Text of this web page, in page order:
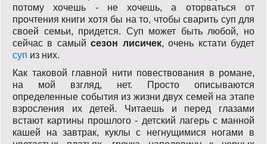
потому хочешь - не хочешь, а оторваться от
прочтения книги хотя бы на то, чтобы сварить суп для
своей семьи, придется. Суп может быть любой, но
сейчас в самыйсезон лисичек, очень кстати будет
суп из них.
Как таковой главной нити повествования в романе,
на мой взгляд, нет. Просто описываются
определенные события из жизни двух семей на этапе
взросления их детей. Читаешь и перед глазами
встают картины прошлого - детский лагерь с манной
кашей на завтрак, куклы с негнущимися ногами в